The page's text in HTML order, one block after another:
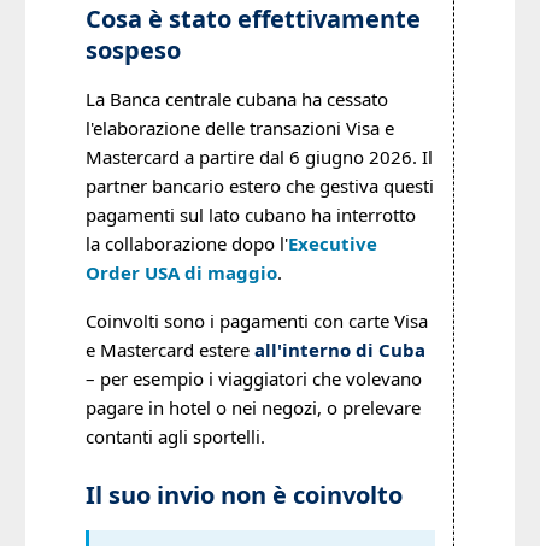
Cosa è stato effettivamente
sospeso
La Banca centrale cubana ha cessato
l'elaborazione delle transazioni Visa e
Mastercard a partire dal 6 giugno 2026. Il
partner bancario estero che gestiva questi
pagamenti sul lato cubano ha interrotto
la collaborazione dopo l'Executive
Order USA di maggio.
Coinvolti sono i pagamenti con carte Visa
e Mastercard estere all'interno di Cuba
– per esempio i viaggiatori che volevano
pagare in hotel o nei negozi, o prelevare
contanti agli sportelli.
Il suo invio non è coinvolto